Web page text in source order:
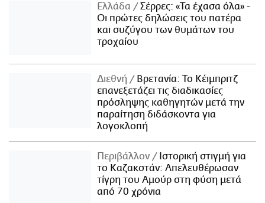
Ελλάδα
Σέρρες: «Τα έχασα όλα» -
Οι πρώτες δηλώσεις του πατέρα
και συζύγου των θυμάτων του
τροχαίου
Διεθνή
Βρετανία: Το Κέιμπριτζ
επανεξετάζει τις διαδικασίες
πρόσληψης καθηγητών μετά την
παραίτηση διδάσκοντα για
λογοκλοπή
Περιβάλλον
Ιστορική στιγμή για
το Καζακστάν: Απελευθέρωσαν
τίγρη του Αμούρ στη φύση μετά
από 70 χρόνια